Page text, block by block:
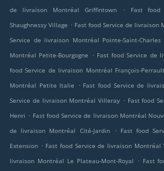
de livraison Montréal Griffintown
.
Fast
Shaughnessy Village . Fast food Service de livraison
Service de livraison Montréal Pointe-Saint-Charles
Montréal Petite-Bourgogne
. Fast food Service de
food Service de livraison Montréal François-Perrault
Montréal Petite Italie
. Fast food Service de
Service de livraison Montréal Villeray . Fast food
Henri . Fast food Service de livraison Montréal
de livraison Montréal Cité-Jardin
. Fast food
Extension . Fast food Service de livraison Montréal
livraison Montréal Le Plateau-Mont-Royal
. Fast